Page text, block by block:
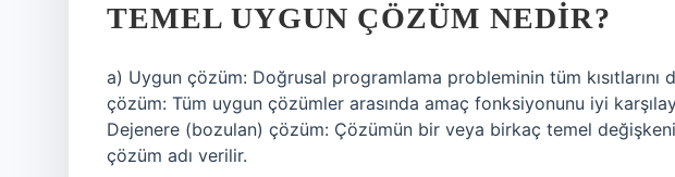
TEMEL UYGUN ÇÖZÜM NEDIR?
a) Uygun çözüm: Doğrusal programlama probleminin tüm
çözüm: Tüm uygun çözümler arasında amaç fonksiyonunu iyi
Dejenere (bozulan) çözüm: Çözümün bir veya birkaç temel
çözüm adı verilir.